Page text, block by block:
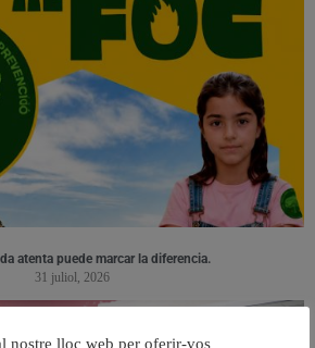
atenta puede marcar la diferencia.
31 juliol, 2026
nostre lloc web per oferir-vos